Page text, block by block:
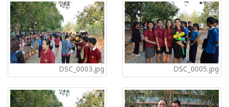
DSC_0003.jpg DSC_0005.jpg